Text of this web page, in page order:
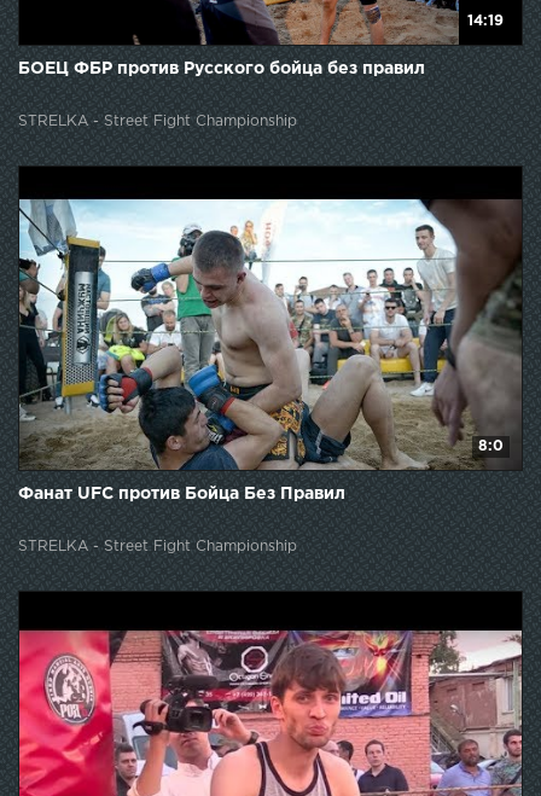
14:19
БОЕЦ ФБР против Русского бойца без правил
STRELKA - Street Fight Championship
8:0
Фанат UFC против Бойца Без Правил
STRELKA - Street Fight Championship